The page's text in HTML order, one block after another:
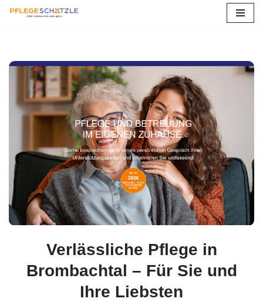
springen
Verlässliche Pflege in
Brombachtal – Für Sie und
Ihre Liebsten